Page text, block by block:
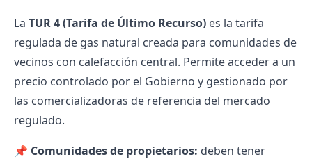
La TUR 4 (Tarifa de Último Recurso) es la tarifa
regulada de gas natural creada para comunidades de
vecinos con calefacción central. Permite acceder a un
precio controlado por el Gobierno y gestionado por
las comercializadoras de referencia del mercado
regulado.
📌 Comunidades de propietarios: deben tener